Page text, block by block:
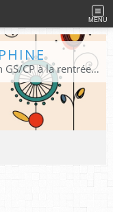
MENU
Blog destiné à partager mon travail. En GS/CP à la rentrée 2026/2027 !